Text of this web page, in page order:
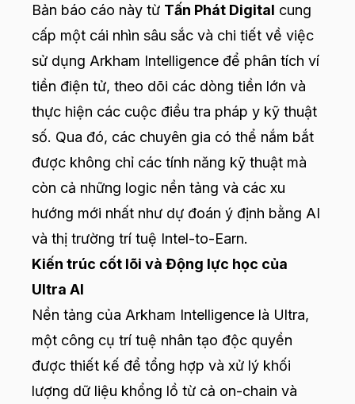
Bản báo cáo này từ Tấn Phát Digital cung
cấp một cái nhìn sâu sắc và chi tiết về việc
sử dụng Arkham Intelligence để phân tích ví
tiền điện tử, theo dõi các dòng tiền lớn và
thực hiện các cuộc điều tra pháp y kỹ thuật
số. Qua đó, các chuyên gia có thể nắm bắt
được không chỉ các tính năng kỹ thuật mà
còn cả những logic nền tảng và các xu
hướng mới nhất như dự đoán ý định bằng AI
và thị trường trí tuệ Intel-to-Earn.
Kiến trúc cốt lõi và Động lực học của
Ultra AI
Nền tảng của Arkham Intelligence là Ultra,
một công cụ trí tuệ nhân tạo độc quyền
được thiết kế để tổng hợp và xử lý khối
lượng dữ liệu khổng lồ từ cả on-chain và